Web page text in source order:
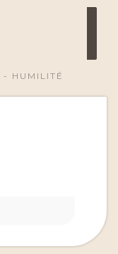
HUMILITÉ